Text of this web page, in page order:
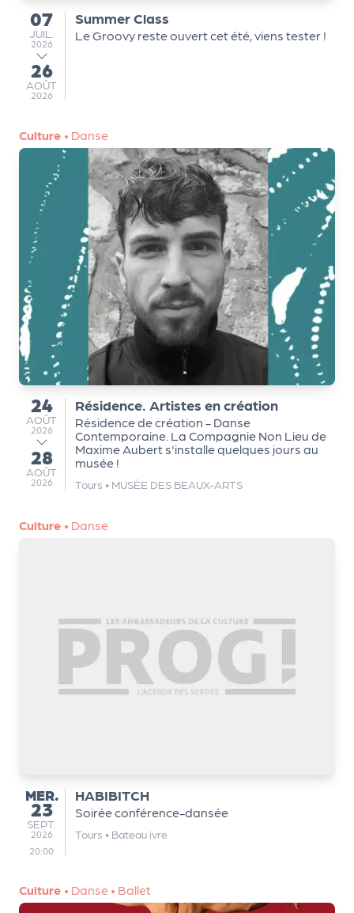
du
07
JUILLET
JUIL.
2026
au
26
AOÛT
AOÛT
2026
Summer Class
Le Groovy reste ouvert cet été, viens tester !
Culture • Danse
du
24
AOÛT
AOÛT
2026
au
28
AOÛT
AOÛT
2026
Résidence. Artistes en création
Résidence de création - Danse
Contemporaine. La Compagnie Non Lieu de
Maxime Aubert s'installe quelques jours au
musée !
Tours • MUSÉE DES BEAUX-ARTS
Culture • Danse
MERCREDI
MER.
23
SEPTEMBRE
SEPT.
2026
20:00
HABIBITCH
Soirée conférence-dansée
Tours • Bateau ivre
Culture • Danse • Ballet
e
tt
e
r